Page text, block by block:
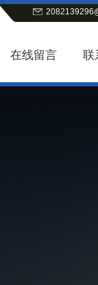
在线留言 联